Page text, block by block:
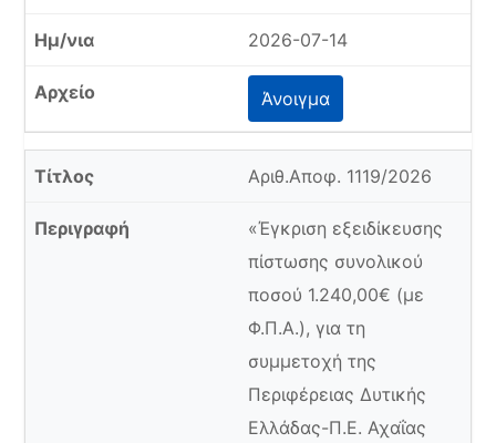
2026-07-14
Άνοιγμα
Αριθ.Αποφ. 1119/2026
«Έγκριση εξειδίκευσης
πίστωσης συνολικού
ποσού 1.240,00€ (με
Φ.Π.Α.), για τη
συμμετοχή της
Περιφέρειας Δυτικής
Ελλάδας-Π.Ε. Αχαΐας